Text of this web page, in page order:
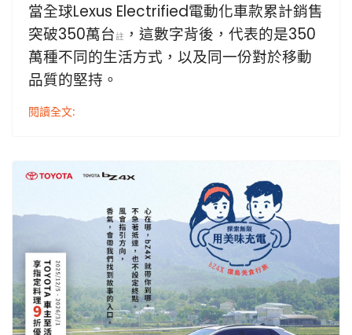
當全球Lexus Electrified電動化車款累計銷售
突破350萬台 註 ，這數字背後，代表的是350
萬種不同的生活方式，以及同一份對於移動
品質的堅持。
閱讀全文: